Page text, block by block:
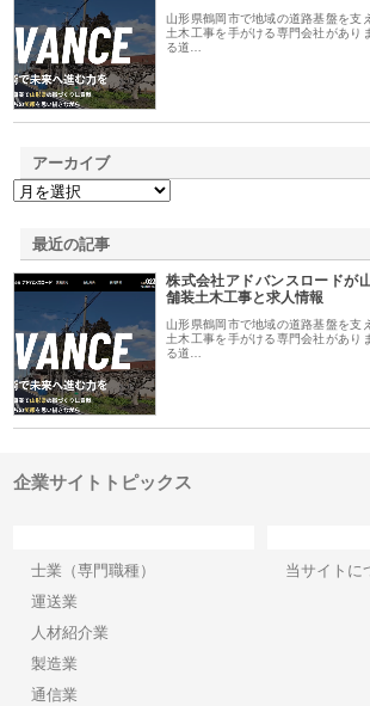
山形県鶴岡市で地域の道路基盤を支
土木工事を手がける専門会社があり
る道…
アーカイブ
最近の記事
株式会社アドバンスロードが
舗装土木工事と求人情報
山形県鶴岡市で地域の道路基盤を支
土木工事を手がける専門会社があり
る道…
企業サイトトピックス
士業（専門職種）
運送業
人材紹介業
製造業
通信業
当サイトに